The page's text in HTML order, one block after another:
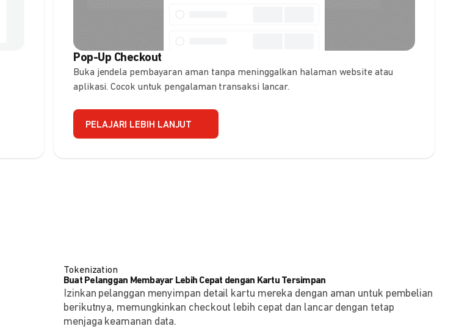
Pop-Up Checkout
Buka jendela pembayaran aman tanpa meninggalkan halaman website atau
aplikasi. Cocok untuk pengalaman transaksi lancar.
PELAJARI LEBIH LANJUT
Tokenization
Buat Pelanggan Membayar Lebih Cepat dengan Kartu Tersimpan
Izinkan pelanggan menyimpan detail kartu mereka dengan aman untuk pembelian
berikutnya, memungkinkan checkout lebih cepat dan lancar dengan tetap
menjaga keamanan data.